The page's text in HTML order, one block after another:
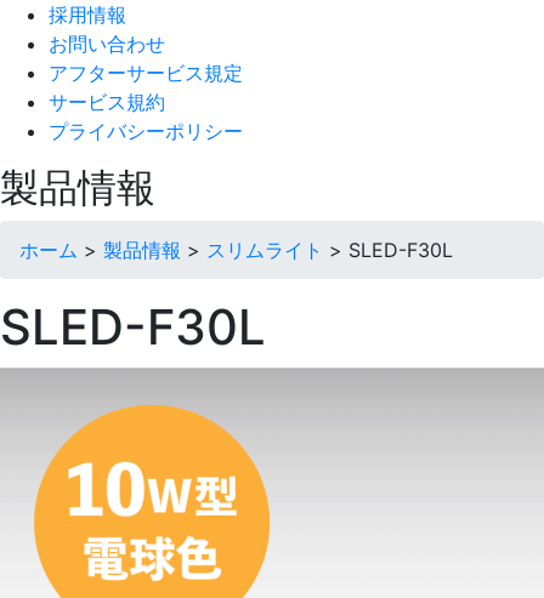
採用情報
お問い合わせ
アフターサービス規定
サービス規約
プライバシーポリシー
製品情報
ホーム > 製品情報 > スリムライト > SLED-F30L
SLED-F30L